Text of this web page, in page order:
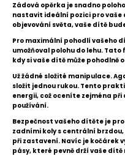
Zádová opěrka je snadno
nastavit ideální pozici pro vaše
objevování světa, vaše dítě
Pro maximální pohodlí vašeho
umožňoval polohu do lehu.
kdy si vaše dítě může pohodlně
Už žádné složité manipulace.
složit jednou rukou. Tento
energii, což oceníte zejména
používání.
Bezpečnost vašeho dítěte je
zadními koly s centrální
při zastavení. Navíc je kočárek
pásy, které pevně drží vaše